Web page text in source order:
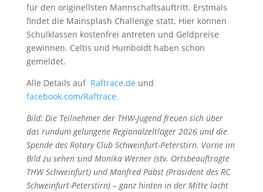
für den originellsten Mannschaftsauftritt. Erstmals
findet die Mainsplash Challenge statt. Hier können
Schulklassen kostenfrei antreten und Geldpreise
gewinnen. Celtis und Humboldt haben schon
gemeldet.
Alle Details auf Raftrace.de und
facebook.com/Raftrace
Bild: Die Teilnehmer der THW-Jugend freuen sich über
das rundum gelungene Regionalzeltlager 2026 und die
Spende des Rotary Club Schweinfurt-Peterstirn. Vorne im
Bild zu sehen sind Monika Werner (stv. Ortsbeauftragte
THW Schweinfurt) und Manfred Pabst (Präsident des RC
Schweinfurt-Peterstirn) – ganz hinten in der Mitte lacht